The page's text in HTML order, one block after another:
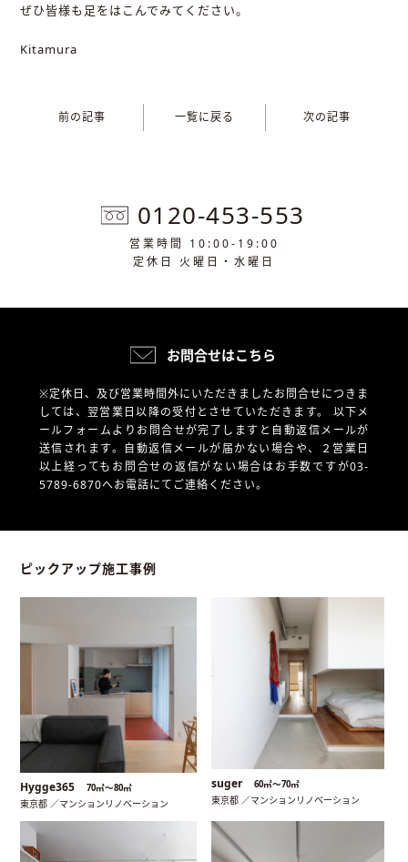
ぜひ皆様も足をはこんでみてください。
Kitamura
前の記事 一覧に戻る 次の記事
0120-453-553
営業時間 10:00-19:00
定休日 火曜日・水曜日
お問合せはこちら
※定休日、及び営業時間外にいただきましたお問合せにつきま
しては、翌営業日以降の受付とさせていただきます。 以下メ
ールフォームよりお問合せが完了しますと自動返信メールが
送信されます。自動返信メールが届かない場合や、
２営業日
以上経ってもお問合せの返信がない場合はお手数ですが03-
5789-6870へお電話にてご連絡ください。
ピックアップ施工事例
Hygge365 70㎡〜80㎡
東京都 ／マンションリノベーション
suger 60㎡〜70㎡
東京都 ／マンションリノベーション